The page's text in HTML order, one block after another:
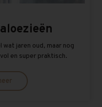
wat jaren oud, maar nog
en super praktisch.